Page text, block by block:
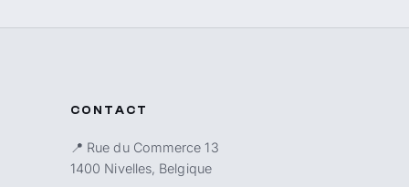
CONTACT
📍 Rue du Commerce 13
1400 Nivelles, Belgique